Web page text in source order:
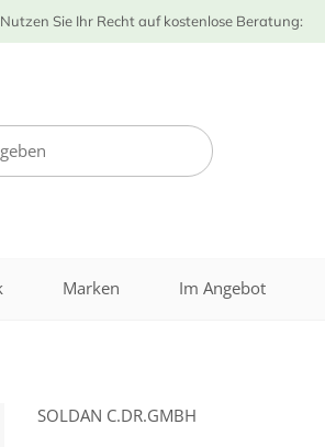
Sie Ihr Recht auf kostenlose Beratung:
Marken Im Angebot
SOLDAN C.DR.GMBH